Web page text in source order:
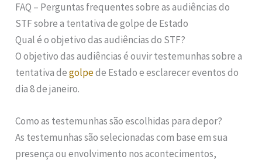
FAQ – Perguntas frequentes sobre as audiências do
STF sobre a tentativa de golpe de Estado
Qual é o objetivo das audiências do STF?
O objetivo das audiências é ouvir testemunhas sobre a
tentativa degolpede Estado e esclarecer eventos do
dia 8 de janeiro.
Como as testemunhas são escolhidas para depor?
As testemunhas são selecionadas com base em sua
presença ou envolvimento nos acontecimentos,